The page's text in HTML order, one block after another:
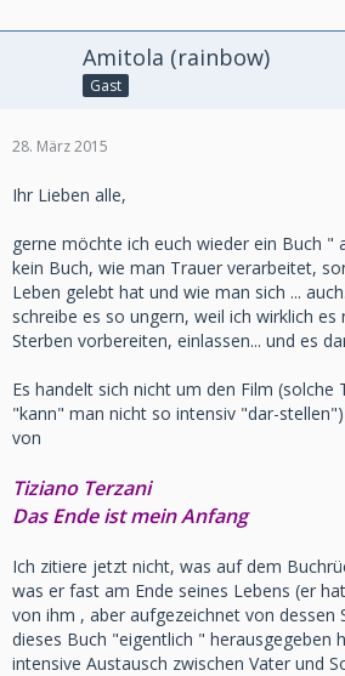
Amitola (rainbow)
Gast
28. März 2015
Ihr Lieben alle,
gerne möchte ich euch wieder ein Buch "
kein Buch, wie man Trauer verarbeitet,
Leben gelebt hat und wie man sich ...
schreibe es so ungern, weil ich wirklich es
Sterben vorbereiten, einlassen... und es
Es handelt sich nicht um den Film (solche
"kann" man nicht so intensiv "dar-
von
Tiziano Terzani
Das Ende ist mein Anfang
Ich zitiere jetzt nicht, was auf dem
was er fast am Ende seines Lebens (er
von ihm , aber aufgezeichnet von dessen
dieses Buch "eigentlich " herausgegeben
intensive Austausch zwischen Vater und